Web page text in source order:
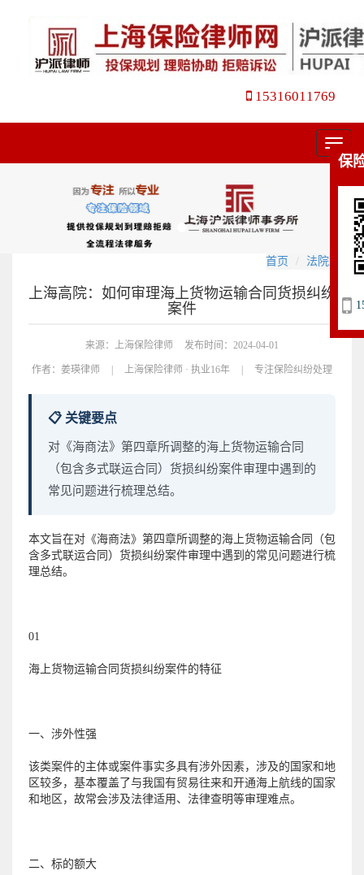
15316011769
菜
单
首页 法院观点
上海高院：如何审理海上货物运输合同货损纠纷
案件
来源：上海保险律师 发布时间：2024-04-01
作者： 姜瑛律师 | 上海保险律师 · 执业16年 | 专注保险纠纷处理
📋 关键要点
对《海商法》第四章所调整的海上货物运输合同
（包含多式联运合同）货损纠纷案件审理中遇到的
常见问题进行梳理总结。
本文旨在对《海商法》第四章所调整的海上货物运输合同（包
含多式联运合同）货损纠纷案件审理中遇到的常见问题进行梳
理总结。
01
海上货物运输合同货损纠纷案件的特征
一、涉外性强
该类案件的主体或案件事实多具有涉外因素，涉及的国家和地
区较多，基本覆盖了与我国有贸易往来和开通海上航线的国家
和地区，故常会涉及法律适用、法律查明等审理难点。
二、标的额大
保